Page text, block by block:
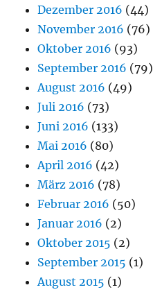
Dezember 2016 (44)
November 2016 (76)
Oktober 2016 (93)
September 2016 (79)
August 2016 (49)
Juli 2016 (73)
Juni 2016 (133)
Mai 2016 (80)
April 2016 (42)
März 2016 (78)
Februar 2016 (50)
Januar 2016 (2)
Oktober 2015 (2)
September 2015 (1)
August 2015 (1)